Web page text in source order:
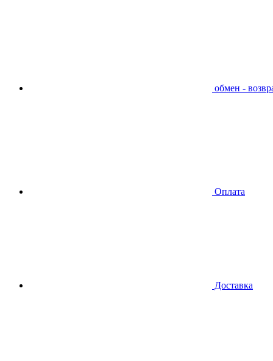
обмен -
Оплата
Доставка